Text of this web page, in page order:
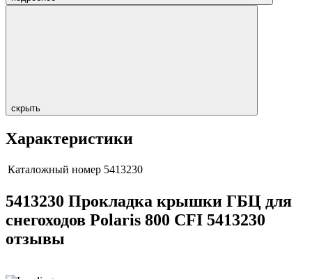
скрыть
Характеристики
Каталожный номер 5413230
5413230 Прокладка крышки ГБЦ для
снегоходов Polaris 800 CFI 5413230
отзывы